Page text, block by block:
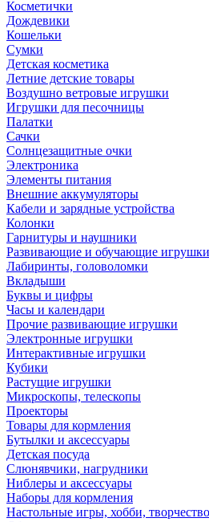
Косметички
Дождевики
Кошельки
Сумки
Детская косметика
Летние детские товары
Воздушно ветровые игрушки
Игрушки для песочницы
Палатки
Сачки
Солнцезащитные очки
Электроника
Элементы питания
Внешние аккумуляторы
Кабели и зарядные устройства
Колонки
Гарнитуры и наушники
Развивающие и обучающие игрушки
Лабиринты, головоломки
Вкладыши
Буквы и цифры
Часы и календари
Прочие развивающие игрушки
Электронные игрушки
Интерактивные игрушки
Кубики
Растущие игрушки
Микроскопы, телескопы
Проекторы
Товары для кормления
Бутылки и аксессуары
Детская посуда
Слюнявчики, нагрудники
Ниблеры и аксессуары
Наборы для кормления
Настольные игры, хобби, творчество